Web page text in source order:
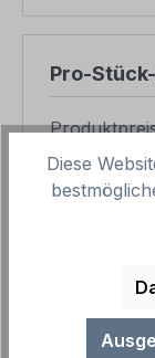
Pro-
Aufgrund
Diese